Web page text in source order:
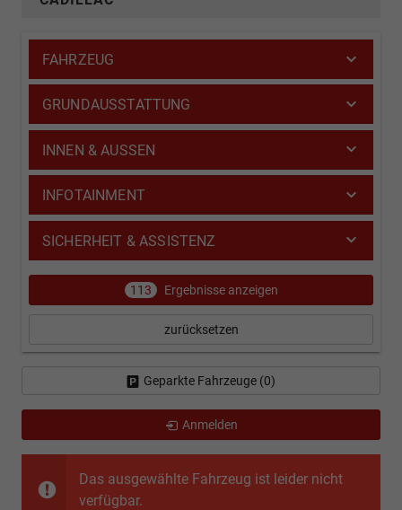
Das ausgewählte Fahrzeug ist leider nicht
verfügbar.
FAHRZEUG
GRUNDAUSSTATTUNG
INNEN & AUSSEN
INFOTAINMENT
SICHERHEIT & ASSISTENZ
113 Ergebnisse anzeigen
zurücksetzen
Geparkte Fahrzeuge (0)
Anmelden